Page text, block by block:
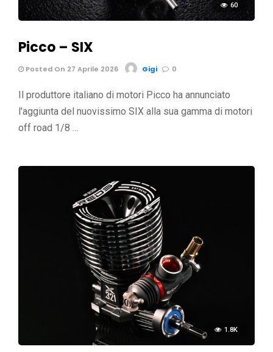
60
Picco – SIX
Posted On 27 Aprile 2026 Gigi 0
Il produttore italiano di motori Picco ha annunciato
l'aggiunta del nuovissimo SIX alla sua gamma di motori
off road 1/8 …
1.8K